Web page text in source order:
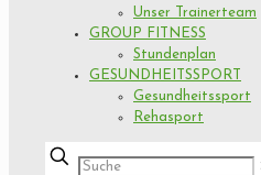
Unser Trainerteam
GROUP FITNESS
Stundenplan
GESUNDHEITSSPORT
Gesundheitssport
Rehasport